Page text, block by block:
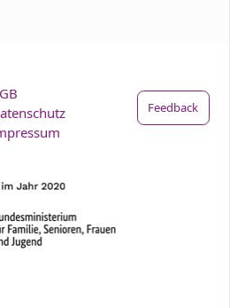
Feedback